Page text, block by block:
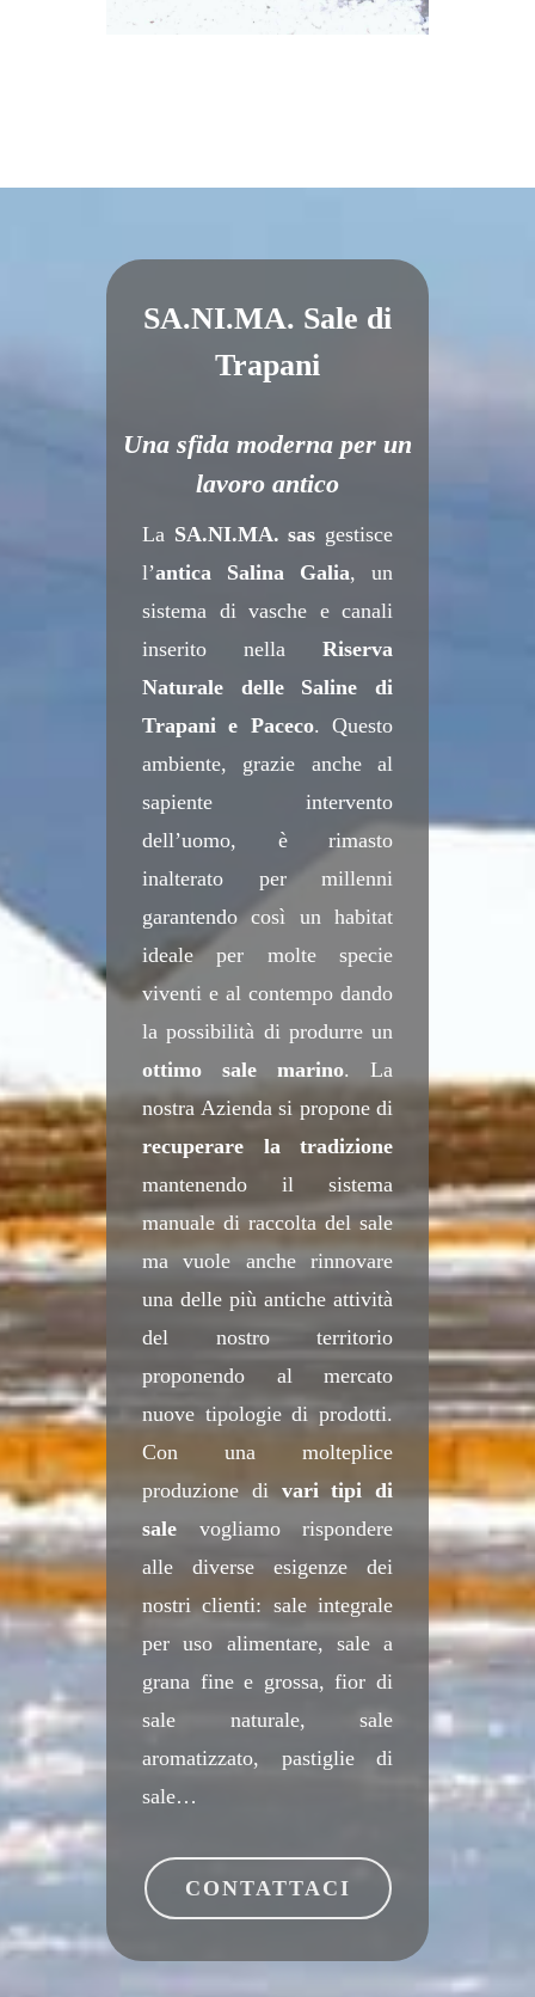
SA.NI.MA. Sale di
Trapani
Una sfida moderna per un
lavoro antico
La SA.NI.MA. sas gestisce
l’antica Salina Galia, un
sistema di vasche e canali
inserito nella Riserva
Naturale delle Saline di
Trapani e Paceco. Questo
ambiente, grazie anche al
sapiente intervento
dell’uomo, è rimasto
inalterato per millenni
garantendo così un habitat
ideale per molte specie
viventi e al contempo dando
la possibilità di produrre un
ottimo sale marino. La
nostra Azienda si propone di
recuperare la tradizione
mantenendo il sistema
manuale di raccolta del sale
ma vuole anche rinnovare
una delle più antiche attività
del nostro territorio
proponendo al mercato
nuove tipologie di prodotti.
Con una molteplice
produzione di vari tipi di
sale vogliamo rispondere
alle diverse esigenze dei
nostri clienti: sale integrale
per uso alimentare, sale a
grana fine e grossa, fior di
sale naturale, sale
aromatizzato, pastiglie di
sale…
CONTATTACI